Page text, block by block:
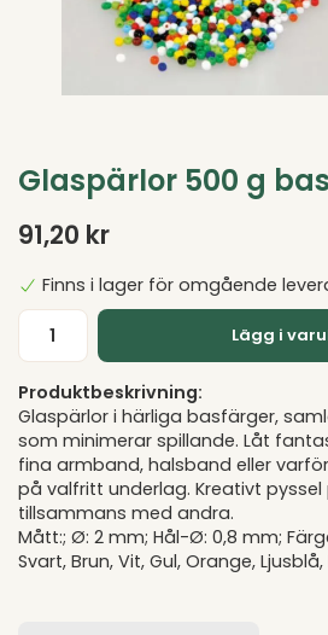
Glaspärlor 500 g bas
91,20 kr
Finns i lager för omgående
Lägg i
Produktbeskrivning:
Glaspärlor i härliga basfärger,
som minimerar spillande. Låt
fina armband, halsband eller
på valfritt underlag. Kreativt
tillsammans med andra.
Mått:; Ø: 2 mm; Hål-Ø: 0,8 mm;
Svart, Brun, Vit, Gul, Orange,